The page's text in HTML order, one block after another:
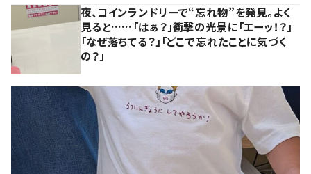
夜、コインランドリーで“忘れ物”を発見。よく
見ると……「はぁ？」衝撃の光景に「エーッ！？」
「なぜ落ちてる？」「どこで忘れたことに気づく
の？」